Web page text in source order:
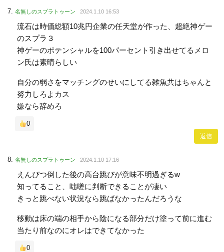
名無しのスプラトゥーン 2024.1.10 16:53
流石は時価総額10兆円企業の任天堂が作った、超絶神ゲー
のスプラ３
神ゲーのポテンシャルを100パーセント引き出せてるメロ
ン氏は素晴らしい
自分の弱さをマッチングのせいにしてる雑魚共はちゃんと
努力しろよカス
嫌なら辞めろ
0
返信
名無しのスプラトゥーン 2024.1.10 17:16
えんぴつ倒した後の高台跳びが意味不明過ぎるw
知ってること、咄嗟に判断できることが凄い
きっと跳べない状況なら跳ばなかったんだろうな
移動は床の端の相手から陰になる部分だけ塗って前に進む
当たり前なのにオレはできてなかった
0